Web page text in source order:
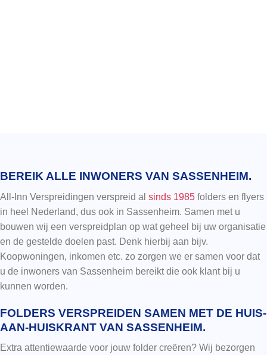
BEREIK ALLE INWONERS VAN SASSENHEIM.
All-Inn Verspreidingen verspreid al sinds 1985 folders en flyers
in heel Nederland, dus ook in Sassenheim. Samen met u
bouwen wij een verspreidplan op wat geheel bij uw organisatie
en de gestelde doelen past. Denk hierbij aan bijv.
Koopwoningen, inkomen etc. zo zorgen we er samen voor dat
u de inwoners van Sassenheim bereikt die ook klant bij u
kunnen worden.
FOLDERS VERSPREIDEN SAMEN MET DE HUIS-
AAN-HUISKRANT VAN SASSENHEIM.
Extra attentiewaarde voor jouw folder creëren? Wij bezorgen